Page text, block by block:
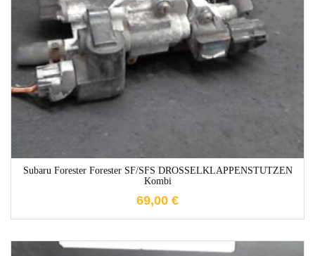
Subaru Forester Forester SF/SFS DROSSELKLAPPENSTUTZEN
Kombi
69,00 €
1-3 Werktage